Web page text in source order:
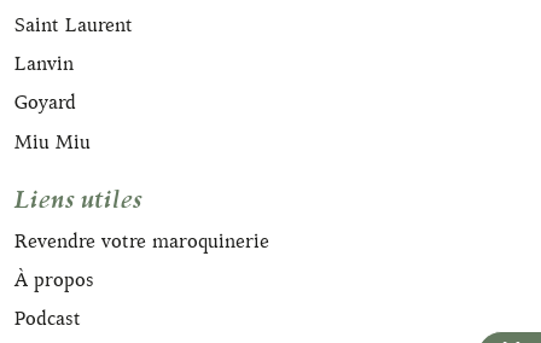
Saint Laurent
Lanvin
Goyard
Miu Miu
Liens utiles
Revendre votre maroquinerie
À propos
Podcast